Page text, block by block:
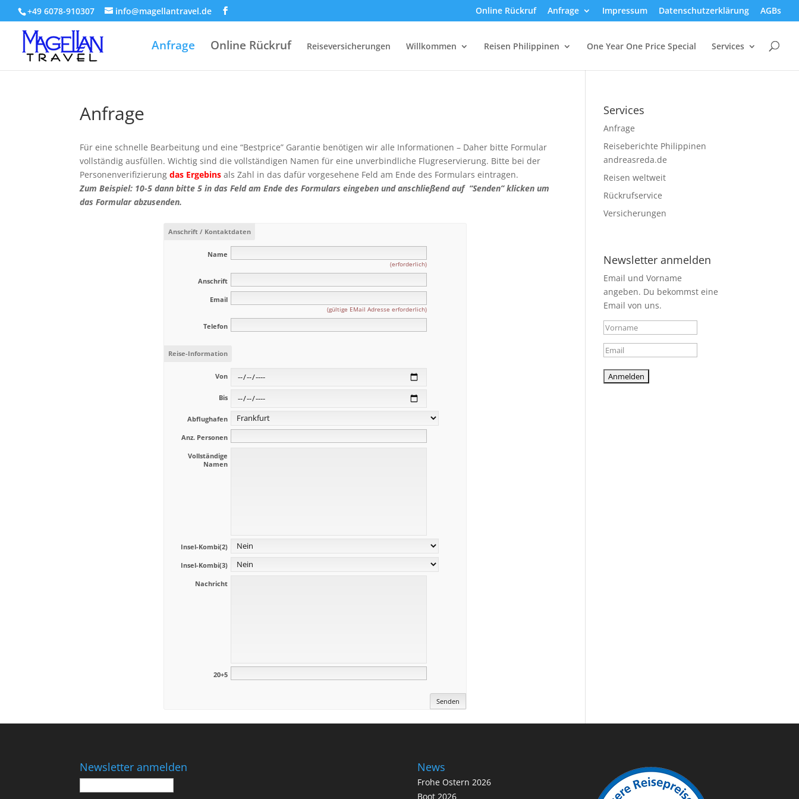
+49 6078-910307 info@magellantravel.de Online Rückruf Anfrage Impressum Datenschutzerklärung AGBs
Anfrage Online Rückruf Reiseversicherungen Willkommen Reisen Philippinen One Year One Price Special Services
Anfrage
Für eine schnelle Bearbeitung und eine “Bestprice” Garantie benötigen wir alle Informationen – Daher bitte Formular
vollständig ausfüllen. Wichtig sind die vollständigen Namen für eine unverbindliche Flugreservierung. Bitte bei der
Personenverifizierungdas Ergebins als Zahl in das dafür vorgesehene Feld am Ende des Formulars eintragen.
Zum Beispiel: 10-5 dann bitte 5 in das Feld am Ende des Formulars eingeben und anschließend auf “Senden” klicken um
das Formular abzusenden.
Anschrift / Kontaktdaten
Name
(erforderlich)
Anschrift
Email
(gültige EMail Adresse erforderlich)
Telefon
Reise-Information
Von
Bis
Abflughafen
Anz. Personen
Vollständige
Namen
Insel-Kombi(2)
Insel-Kombi(3)
Nachricht
20+5
Services
Anfrage
Reiseberichte Philippinen
andreasreda.de
Reisen weltweit
Rückrufservice
Versicherungen
Newsletter anmelden
Email und Vorname
angeben. Du bekommst eine
Email von uns.
Newsletter anmelden News
Frohe Ostern 2026
Boot 2026